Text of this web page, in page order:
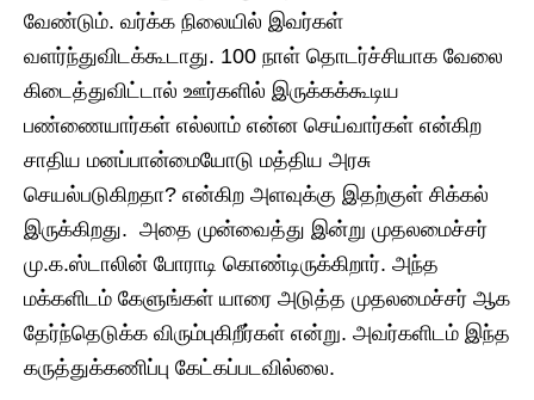
வேண்டும். வர்க்க நிலையில் இவர்கள்
வளர்ந்துவிடக்கூடாது. 100 நாள் தொடர்ச்சியாக வேலை
கிடைத்துவிட்டால் ஊர்களில் இருக்கக்கூடிய
பண்ணையார்கள் எல்லாம் என்ன செய்வார்கள் என்கிற
சாதிய மனப்பான்மையோடு மத்திய அரசு
செயல்படுகிறதா? என்கிற அளவுக்கு இதற்குள் சிக்கல்
இருக்கிறது. அதை முன்வைத்து இன்று முதலமைச்சர்
மு.க.ஸ்டாலின் போராடி கொண்டிருக்கிறார். அந்த
மக்களிடம் கேளுங்கள் யாரை அடுத்த முதலமைச்சர் ஆக
தேர்ந்தெடுக்க விரும்புகிறீர்கள் என்று. அவர்களிடம் இந்த
கருத்துக்கணிப்பு கேட்கப்படவில்லை.